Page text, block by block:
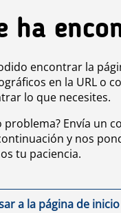
ha
encontrar la
en la URL o
lo que necesites.
problema? Envía un
y nos
tu paciencia.
a la página de inicio